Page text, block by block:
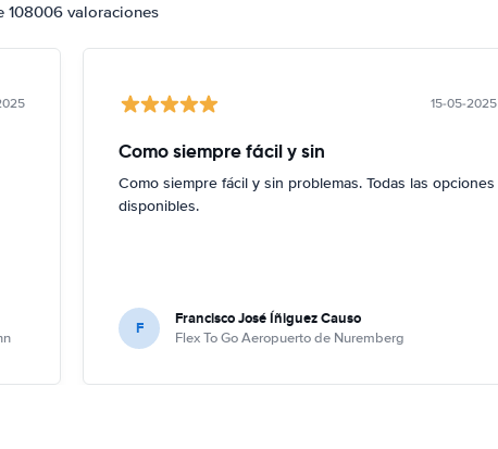
108006 valoraciones
15-05-2025
Como siempre fácil y sin
Como siempre fácil y sin problemas. Todas las opciones
disponibles.
F Francisco José Íñiguez Causo
Flex To Go Aeropuerto de Nuremberg